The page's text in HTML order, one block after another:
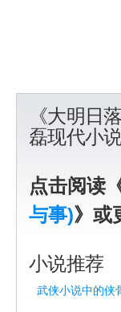
《大明日
磊现代小
点击阅读
与事)》或
小说推荐
武侠小说中的